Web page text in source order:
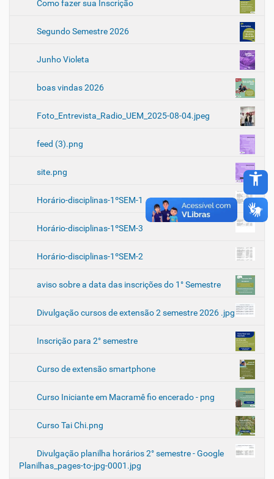
Como fazer sua Inscrição
Segundo Semestre 2026
Junho Violeta
boas vindas 2026
Foto_Entrevista_Radio_UEM_2025-08-04.jpeg
feed (3).png
site.png
Horário-disciplinas-1ºSEM-1
Horário-disciplinas-1ºSEM-3
Horário-disciplinas-1ºSEM-2
aviso sobre a data das inscrições do 1° Semestre
Divulgação cursos de extensão 2 semestre 2026 .jpg
Inscrição para 2° semestre
Curso de extensão smartphone
Curso Iniciante em Macramê fio encerado - png
Curso Tai Chi.png
Divulgação planilha horários 2° semestre - Google
Planilhas_pages-to-jpg-0001.jpg
accessibility_new